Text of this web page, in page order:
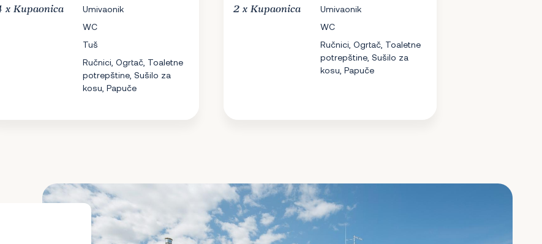
x Kupaonica
Umivaonik
WC
Tuš
Ručnici, Ogrtač, Toaletne
potrepštine, Sušilo za
kosu, Papuče
2 x Kupaonica
Umivaonik
WC
Ručnici, Ogrtač, Toaletne
potrepštine, Sušilo za
kosu, Papuče